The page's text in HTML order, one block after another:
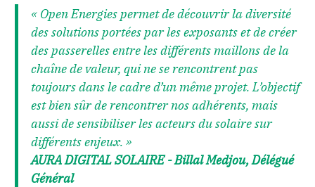
« Open Energies permet de découvrir la diversité
des solutions portées par les exposants et de créer
des passerelles entre les différents maillons de la
chaîne de valeur, qui ne se rencontrent pas
toujours dans le cadre d’un même projet. L’objectif
est bien sûr de rencontrer nos adhérents, mais
aussi de sensibiliser les acteurs du solaire sur
différents enjeux. »
AURA DIGITAL SOLAIRE - Billal Medjou, Délégué
Général